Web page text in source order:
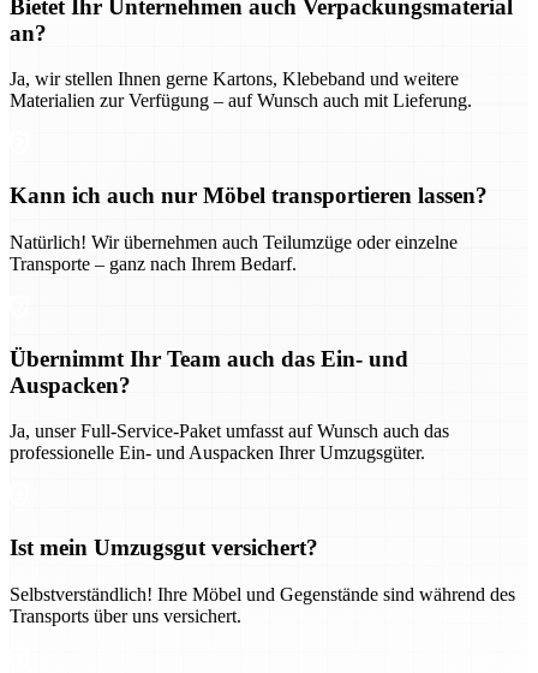
Bietet Ihr Unternehmen auch Verpackungsmaterial
an?
Ja, wir stellen Ihnen gerne Kartons, Klebeband und weitere
Materialien zur Verfügung – auf Wunsch auch mit Lieferung.
Kann ich auch nur Möbel transportieren lassen?
Natürlich! Wir übernehmen auch Teilumzüge oder einzelne
Transporte – ganz nach Ihrem Bedarf.
Übernimmt Ihr Team auch das Ein- und
Auspacken?
Ja, unser Full-Service-Paket umfasst auf Wunsch auch das
professionelle Ein- und Auspacken Ihrer Umzugsgüter.
Ist mein Umzugsgut versichert?
Selbstverständlich! Ihre Möbel und Gegenstände sind während des
Transports über uns versichert.